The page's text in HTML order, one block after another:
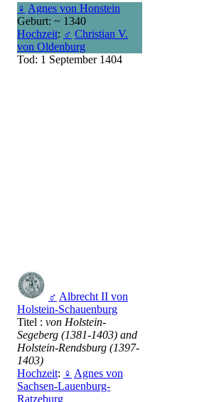
♀ Agnes von Honstein
Geburt: ~ 1340
Hochzeit: ♂ Christian V.
von Oldenburg
Tod: 1 September 1404
♂ Albrecht II von
Holstein-Schauenburg
Titel : von Holstein-
Segeberg (1381-1403) and
Holstein-Rendsburg (1397-
1403)
Hochzeit: ♀ Agnes von
Sachsen-Lauenburg-
Ratzeburg